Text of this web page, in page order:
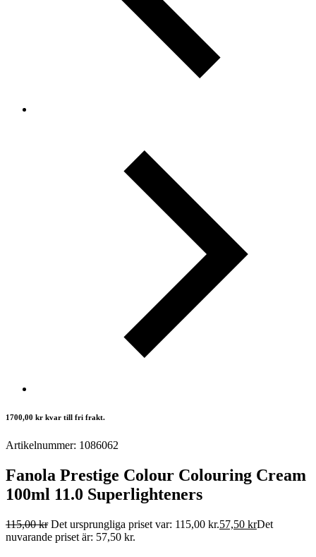
1700,00 kr kvar till fri frakt.
Artikelnummer: 1086062
Fanola Prestige Colour Colouring Cream
100ml 11.0 Superlighteners
115,00kr Det ursprungliga priset var: 115,00 kr.57,50 krDet
nuvarande priset är: 57,50 kr.